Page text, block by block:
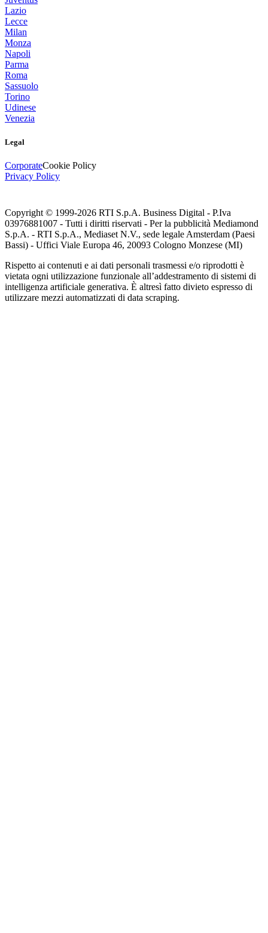
Lazio
Lecce
Milan
Monza
Napoli
Parma
Roma
Sassuolo
Torino
Udinese
Venezia
Legal
CorporateCookie Policy
Privacy Policy
Copyright © 1999-2026 RTI S.p.A. Business Digital - P.Iva
03976881007 - Tutti i diritti riservati - Per la pubblicità Mediamond
S.p.A. - RTI S.p.A., Mediaset N.V., sede legale Amsterdam (Paesi
Bassi) - Uffici Viale Europa 46, 20093 Cologno Monzese (MI)
Rispetto ai contenuti e ai dati personali trasmessi e/o riprodotti è
vietata ogni utilizzazione funzionale all’addestramento di sistemi di
intelligenza artificiale generativa. È altresì fatto divieto espresso di
utilizzare mezzi automatizzati di data scraping.